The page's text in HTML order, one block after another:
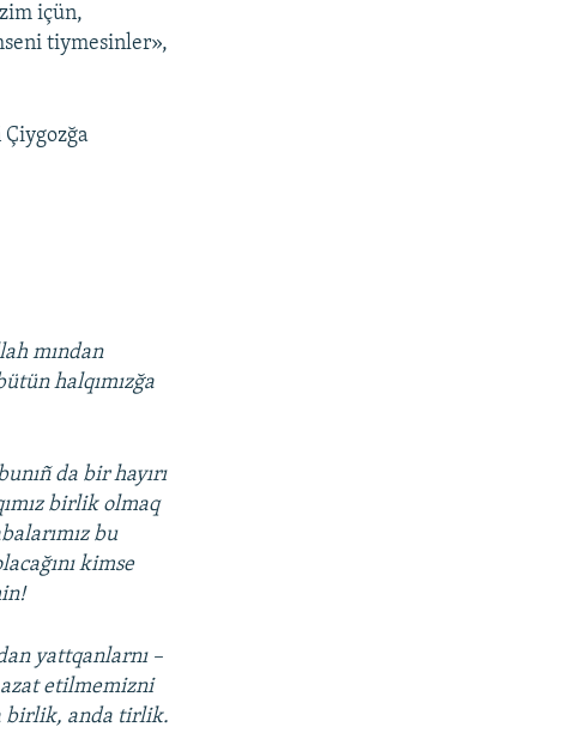
içün,
tiymesinler»,
Çiygozğa
mından
halqımızğa
da bir hayırı
birlik olmaq
bu
kimse
yattqanlarnı –
etilmemizni
birlik, anda tirlik.